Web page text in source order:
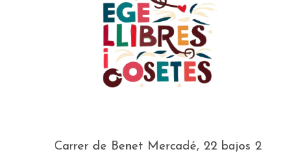
Carrer de Benet Mercadé, 22 bajos 2